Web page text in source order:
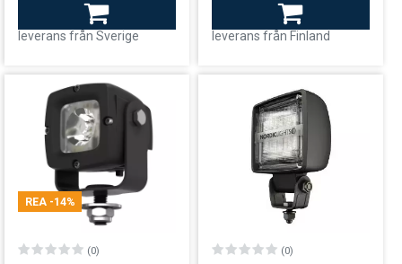
leverans från Sverige
leverans från Finland
REA -14%
(0) (0)